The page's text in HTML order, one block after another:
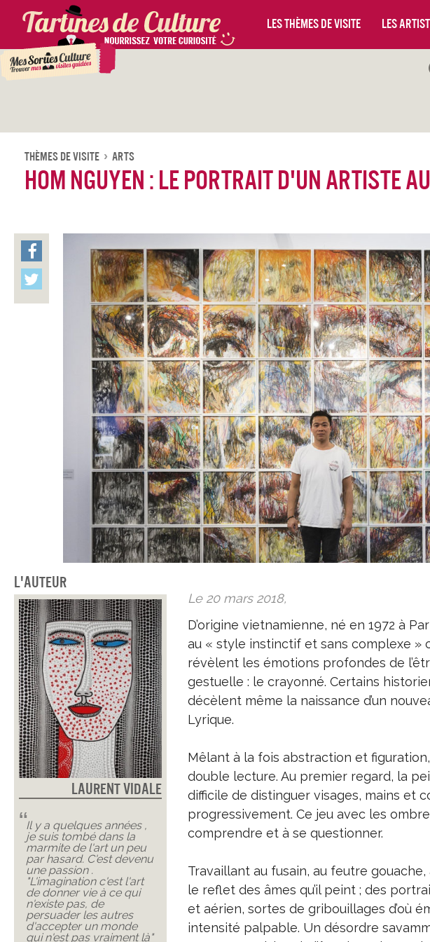
Les thèmes de visite Les
Thèmes De Visite Arts
Hom Nguyen : le portrait d'un artiste
L'auteur
Laurent Vidale
Il y a quelques années ,
je suis tombé dans la
marmite de l'art un peu
par hasard. C'est devenu
une passion .
"L'imagination c'est l'art
de donner vie à ce qui
n'existe pas, de
persuader les autres
d'accepter un monde
qui n'est pas vraiment là"
Le 20 mars 2018,
D’origine vietnamienne, né en 1972 à
au « style instinctif et sans complexe »
révèlent les émotions profondes de
gestuelle : le crayonné. Certains
décèlent même la naissance d’un
Lyrique.
Mêlant à la fois abstraction et
double lecture. Au premier regard, la
difficile de distinguer visages, mains et
progressivement. Ce jeu avec les
comprendre et à se questionner.
Travaillant au fusain, au feutre
le reflet des âmes qu’il peint ; des
et aérien, sortes de gribouillages d’où
intensité palpable. Un désordre